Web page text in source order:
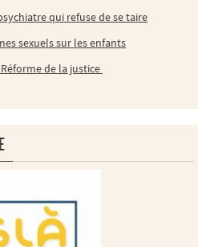
qui refuse de se taire
sexuels sur les enfants
de la justice